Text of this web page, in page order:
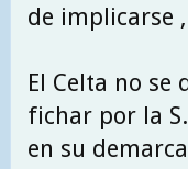
de implicarse
El Celta no
fichar por la
en su